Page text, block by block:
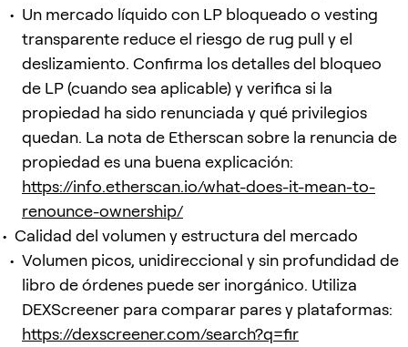
Un mercado líquido con LP bloqueado o vesting
transparente reduce el riesgo de rug pull y el
deslizamiento. Confirma los detalles del bloqueo
de LP (cuando sea aplicable) y verifica si la
propiedad ha sido renunciada y qué privilegios
quedan. La nota de Etherscan sobre la renuncia de
propiedad es una buena explicación:
https://info.etherscan.io/what-does-it-mean-to-
renounce-ownership/
Calidad del volumen y estructura del mercado
Volumen picos, unidireccional y sin profundidad de
libro de órdenes puede ser inorgánico. Utiliza
DEXScreener para comparar pares y plataformas:
https://dexscreener.com/search?q=fir